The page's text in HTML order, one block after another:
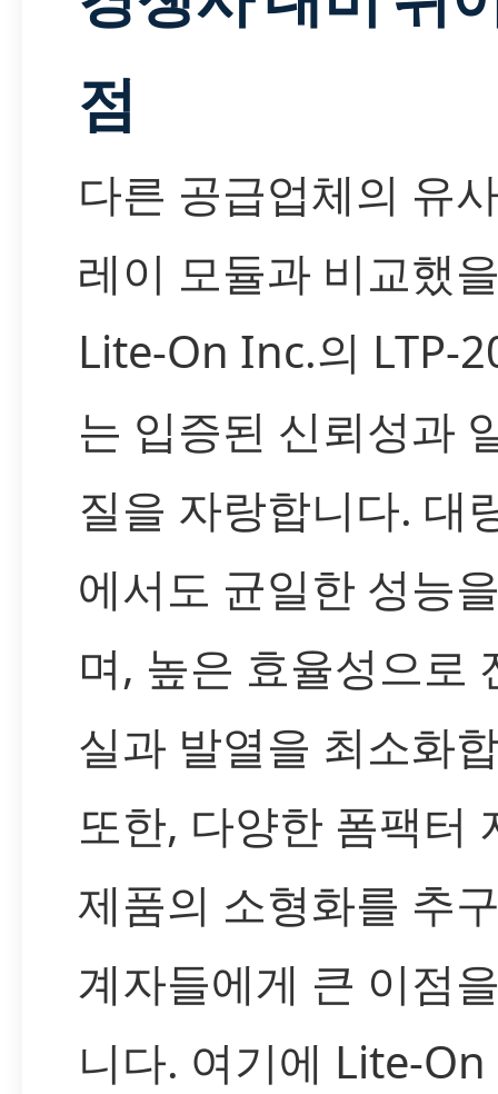
점
다른 공급업체의 유
레이 모듈과 비교했
Lite-On Inc.의 LTP-
는 입증된 신뢰성과
질을 자랑합니다. 대
에서도 균일한 성능
며, 높은 효율성으로
실과 발열을 최소화
또한, 다양한 폼팩터
제품의 소형화를 추
계자들에게 큰 이점
니다. 여기에 Lite-